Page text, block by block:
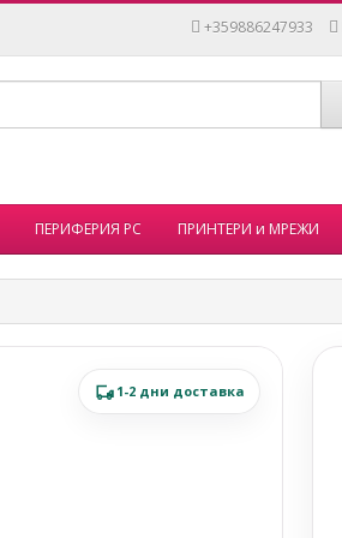
+359886247933
ПЕРИФЕРИЯ PC ПРИНТЕРИ и МРЕЖИ
1-2 дни доставка